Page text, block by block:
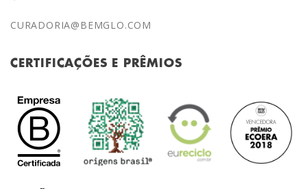
CURADORIA@BEMGLO.COM
CERTIFICAÇÕES E PRÊMIOS